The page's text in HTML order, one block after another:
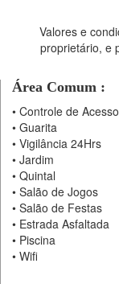
Valores e
proprietário, e
Área Comum :
• Controle de Acesso
• Guarita
• Vigilância 24Hrs
• Jardim
• Quintal
• Salão de Jogos
• Salão de Festas
• Estrada Asfaltada
• Piscina
• Wifi